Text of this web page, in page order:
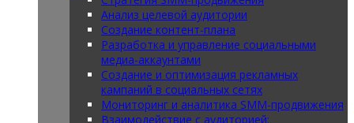
Анализ целевой аудитории
Создание контент-плана
Разработка и управление социальными
медиа-аккаунтами
Создание и оптимизация рекламных
кампаний в социальных сетях
Мониторинг и аналитика SMM-продвижения
Взаимодействие с аудиторией: